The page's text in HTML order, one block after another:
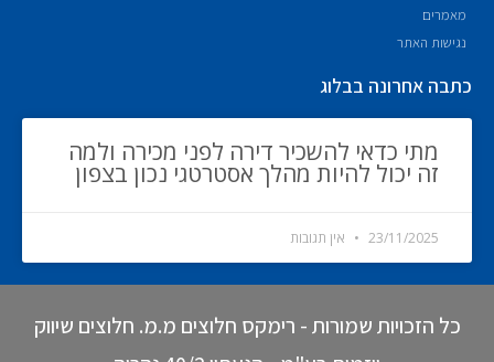
מאמרים
נגישות האתר
כתבה אחרונה בבלוג
מתי כדאי להשכיר דירה לפני מכירה ולמה
זה יכול להיות מהלך אסטרטגי נכון בצפון
23/11/2025 אין תגובות
כל הזכויות שמורות - רימקס חלוצים מ.מ. חלוצים שיווק